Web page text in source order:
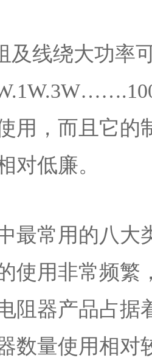
及线绕大功率
用，而且它的
对低廉。
最常用的八
使用非常频繁
阻器产品占据
数量使用相对